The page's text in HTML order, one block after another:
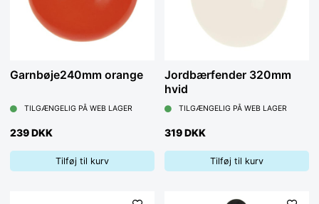
Garnbøje240mm orange
TILGÆNGELIG PÅ WEB LAGER
239 DKK
Tilføj til kurv
Jordbærfender 320mm
hvid
TILGÆNGELIG PÅ WEB LAGER
319 DKK
Tilføj til kurv